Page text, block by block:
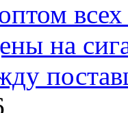
на